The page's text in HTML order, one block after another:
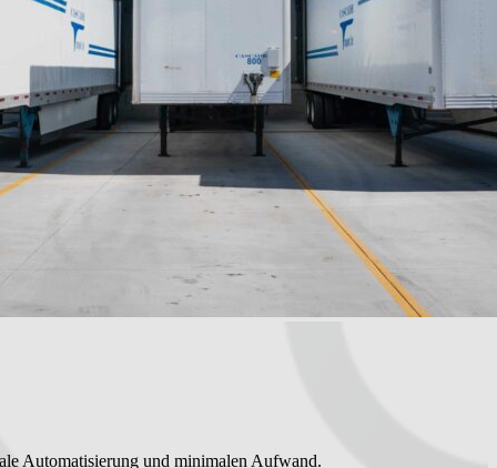
Automatisierung und minimalen Aufwand.